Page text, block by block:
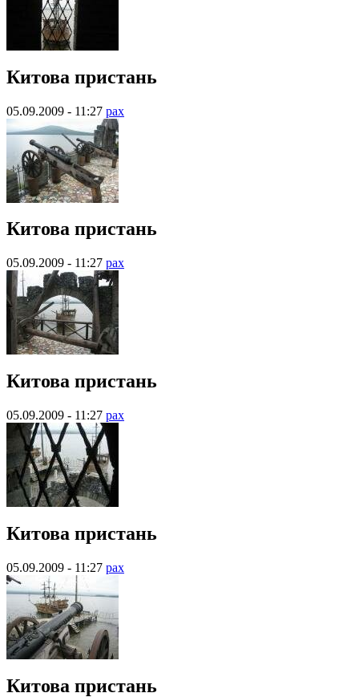
Китова пристань
05.09.2009 - 11:27 pax
Китова пристань
05.09.2009 - 11:27 pax
Китова пристань
05.09.2009 - 11:27 pax
Китова пристань
05.09.2009 - 11:27 pax
Китова пристань